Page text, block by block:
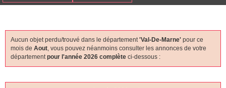
Aucun objet perdu/trouvé dans le département'val-De-Marne' pour ce
mois de Aout, vous pouvez néanmoins consulter les annonces de votre
départementpour l'année 2026 complète ci-dessous :